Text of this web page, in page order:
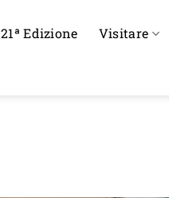
21ª Edizione Visitare